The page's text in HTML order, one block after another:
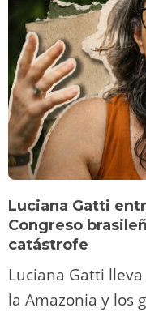
Luciana Gatti
Congreso
catástrofe
Luciana Gatti
la Amazonia y los